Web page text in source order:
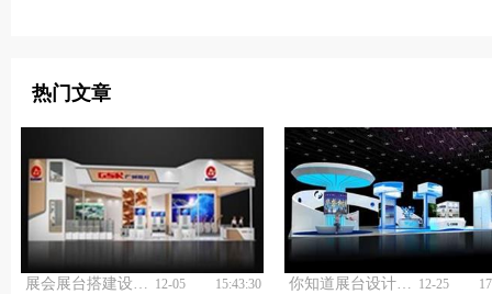
热门文章
展会展台搭建设计：为什么好的设计能带来10倍客户关注？ 12-05 15:43:30 你知道展台设计制作搭建工厂如何打造爆款展台吗？ 12-25